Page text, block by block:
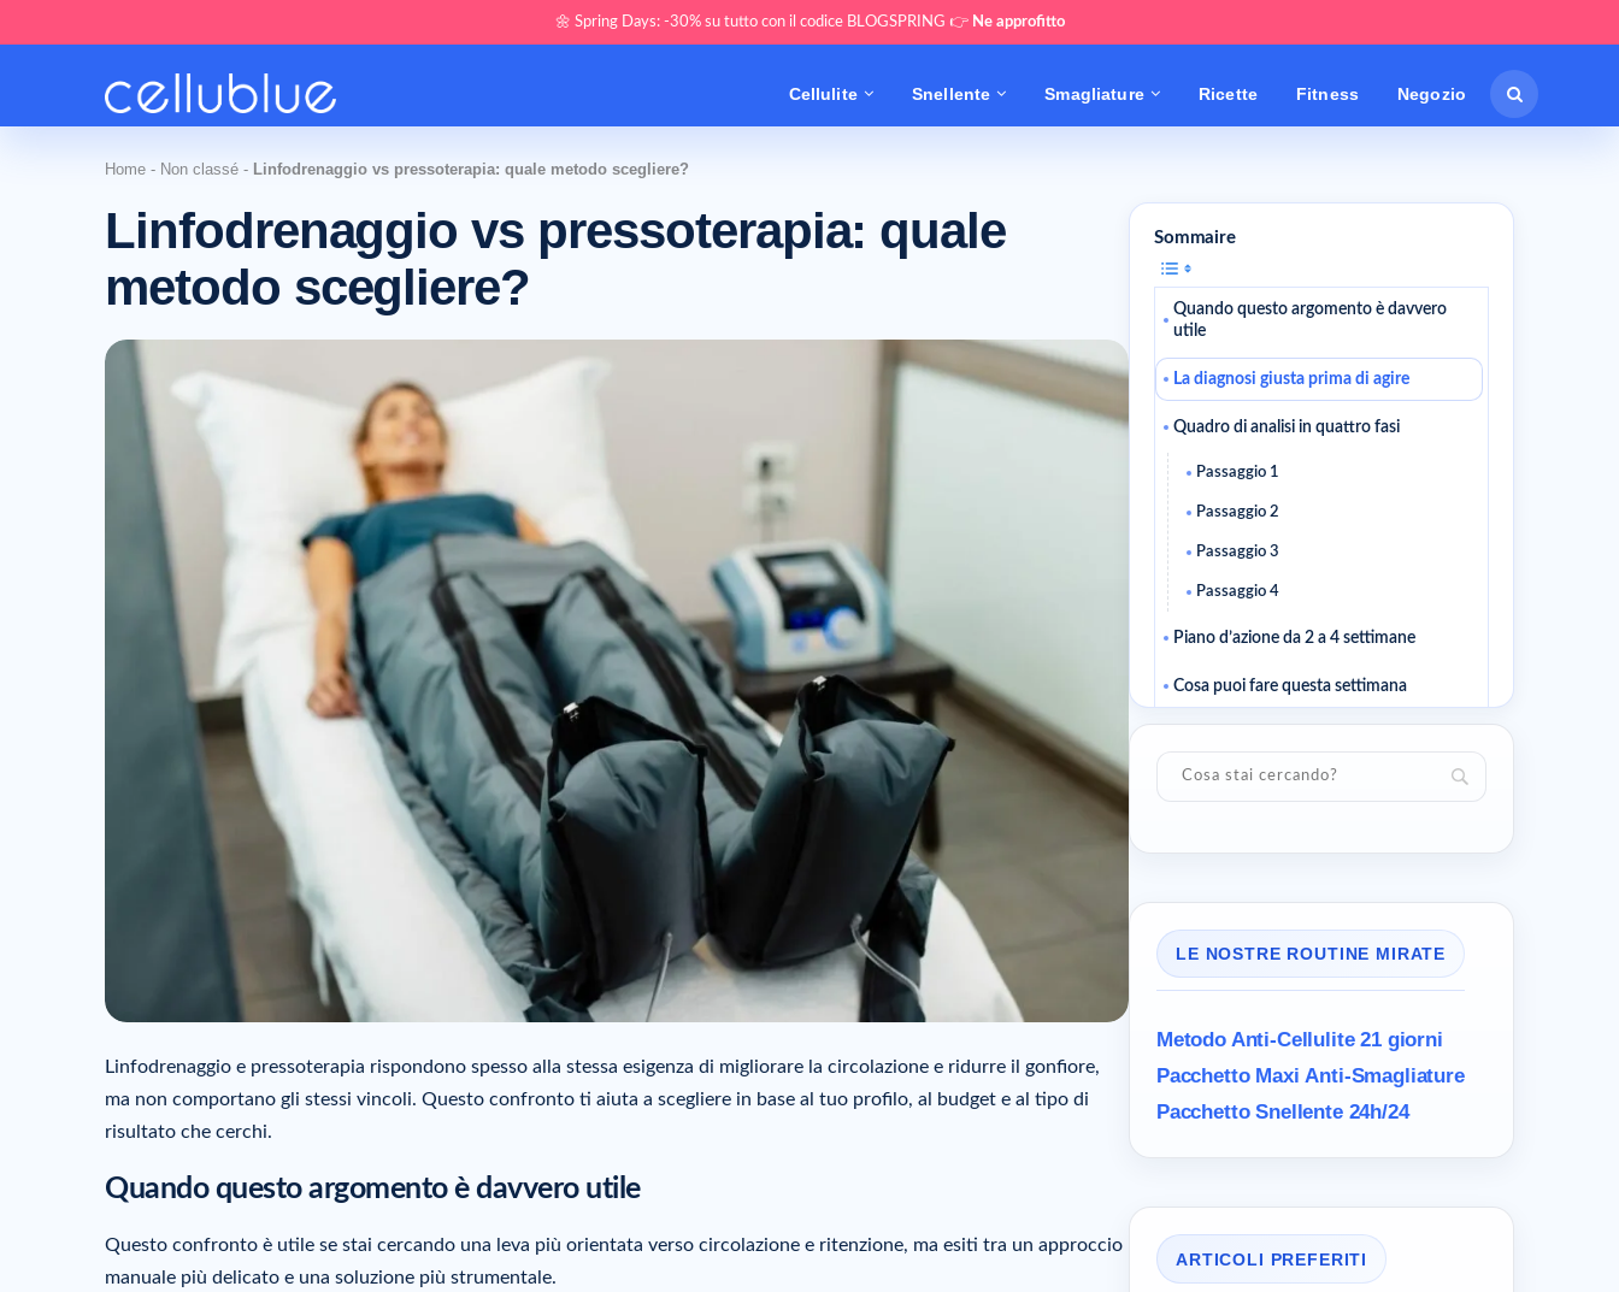
🌼 Spring Days: -30% su tutto con il codice BLOGSPRING 👉 Ne approfitto
Cellulite Snellente Smagliature Ricette Fitness Negozio
Home - Non classé - Linfodrenaggio vs pressoterapia: quale metodo scegliere?
Linfodrenaggio vs pressoterapia: quale
metodo scegliere?
Linfodrenaggio e pressoterapia rispondono spesso alla stessa esigenza di migliorare la circolazione e ridurre il gonfiore,
ma non comportano gli stessi vincoli. Questo confronto ti aiuta a scegliere in base al tuo profilo, al budget e al tipo di
risultato che cerchi.
Quando questo argomento è davvero utile
Questo confronto è utile se stai cercando una leva più orientata verso circolazione e ritenzione, ma esiti tra un approccio
manuale più delicato e una soluzione più strumentale.
Sommaire
Quando questo argomento è davvero
utile
La diagnosi giusta prima di agire
Quadro di analisi in quattro fasi
Passaggio 1
Passaggio 2
Passaggio 3
Passaggio 4
Piano d’azione da 2 a 4 settimane
Cosa puoi fare questa settimana
direzione giusta
Errori frequenti da evitare
Su cosa dovremmo giudicare il metodo?
Guide da consultare quindi
LE NOSTRE ROUTINE MIRATE
Metodo Anti-Cellulite21 giorni
Pacchetto MaxiAnti-Smagliature
Pacchetto Snellente 24h/24
ARTICOLI PREFERITI